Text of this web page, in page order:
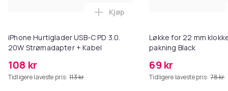
iPhone Hurtiglader USB-C PD 3.0.
20W Strømadapter + Kabel
108 kr
Tidligere laveste pris: 113 kr
Legg iPhone Hurtiglader USB-C
Kjøp
Løkke for 22 mm
pakning Black
69 kr
Tidligere laveste pris: 78 kr